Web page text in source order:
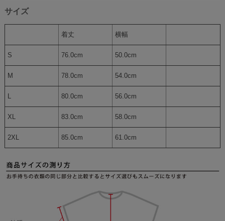
サイズ
着丈 横幅
S 76.0cm 50.0cm
M 78.0cm 54.0cm
80.0cm 56.0cm
XL 83.0cm 58.0cm
2XL 85.0cm 61.0cm